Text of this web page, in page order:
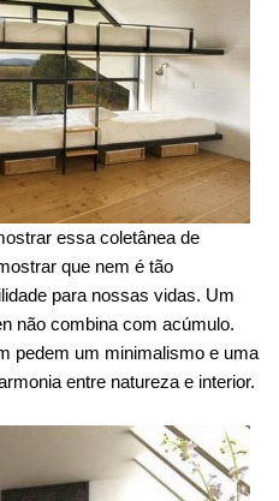
essa coletânea de
que nem é tão
para nossas vidas. Um
não combina com acúmulo.
pedem um minimalismo e uma
entre natureza e interior.